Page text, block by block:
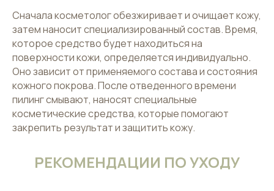
Сначала косметолог обезжиривает и очищает кожу,
затем наносит специализированный состав. Время,
которое средство будет находиться на
поверхности кожи, определяется индивидуально.
Оно зависит от применяемого состава и состояния
кожного покрова. После отведенного времени
пилинг смывают, наносят специальные
косметические средства, которые помогают
закрепить результат и защитить кожу.
РЕКОМЕНДАЦИИ ПО УХОДУ